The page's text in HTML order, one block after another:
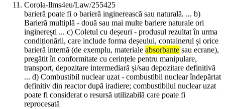
Corola-llms4eu/Law/255425
barieră poate fi o barieră inginerească sau naturală. ... b)
Barieră multiplă - două sau mai multe bariere naturale ori
inginerești ... c) Coletul cu deșeuri - produsul rezultat în urma
condiționării, care include forma deșeului, containerul și orice
barieră internă (de exemplu, materiale absorbante sau ecrane),
pregătit în conformitate cu cerințele pentru manipulare,
transport, depozitare intermediară și/sau depozitare definitivă
... d) Combustibil nuclear uzat - combustibil nuclear îndepărtat
definitiv din reactor după iradiere; combustibilul nuclear uzat
poate fi considerat o resursă utilizabilă care poate fi
reprocesată